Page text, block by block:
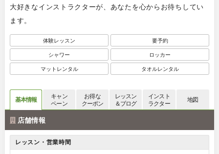
大好きなインストラクターが、あなたを心からお待ちしてい
ます。
体験レッスン 要予約
シャワー ロッカー
マットレンタル タオルレンタル
基本情報
キャン
ペーン
お得な
クーポン
レッスン
＆ブログ
インスト
ラクター
地図
店舗情報
レッスン・営業時間